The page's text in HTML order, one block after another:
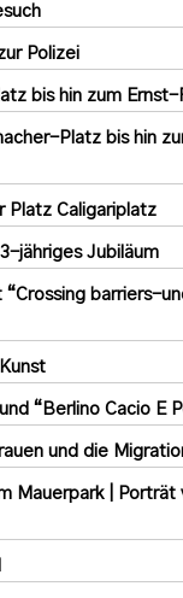
Polizei
bis hin zum
Platz bis hin
Platz Caligariplatz
jähriges Jubiläum
“Crossing barriers-
“Berlino Cacio E
und die
Mauerpark | Porträt